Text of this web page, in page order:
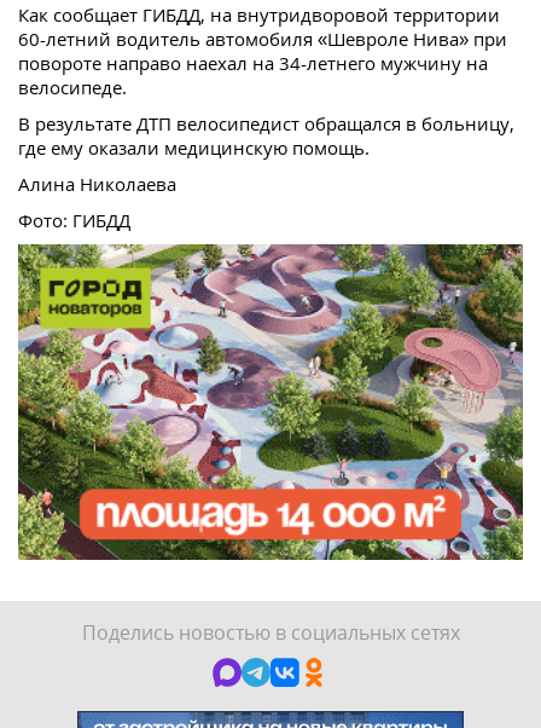
Как сообщает ГИБДД, на внутридворовой территории
60-летний водитель автомобиля «Шевроле Нива» при
повороте направо наехал на 34-летнего мужчину на
велосипеде.
В результате ДТП велосипедист обращался в больницу,
где ему оказали медицинскую помощь.
Алина Николаева
Фото: ГИБДД
Поделись новостью в социальных сетях